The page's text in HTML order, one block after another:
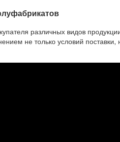
различных видов
не только условий поставки,